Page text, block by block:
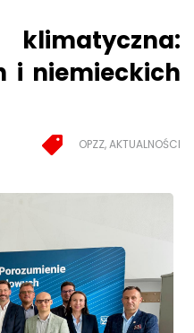
klimatyczna:
i niemieckich
OPZZ, AKTUALNOŚCI